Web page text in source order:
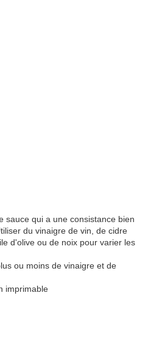
sauce qui a une consistance bien
du vinaigre de vin, de cidre
d'olive ou de noix pour varier les
ou moins de vinaigre et de
imprimable